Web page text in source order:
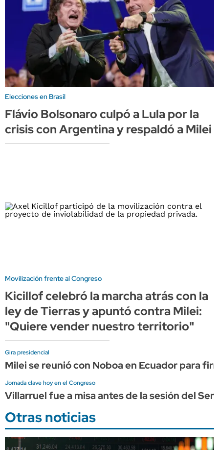
Elecciones en Brasil
Flávio Bolsonaro culpó a Lula por la
crisis con Argentina y respaldó a Milei
Movilización frente al Congreso
Kicillof celebró la marcha atrás con la
ley de Tierras y apuntó contra Milei:
"Quiere vender nuestro territorio"
Gira presidencial
Milei se reunió con Noboa en Ecuador para
Jornada clave hoy en el Congreso
Villarruel fue a misa antes de la sesión del
Otras noticias